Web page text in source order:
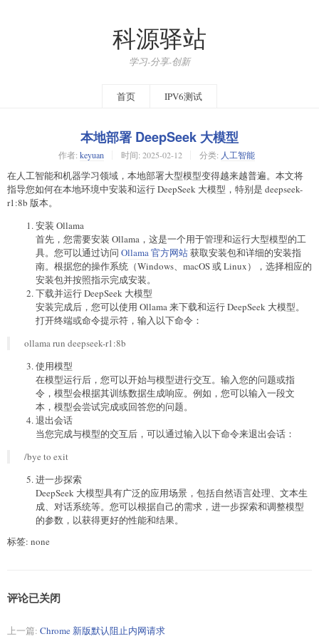
科源驿站
学习-分享-创新
首页 IPV6测试
本地部署 DeepSeek 大模型
作者: keyuan 时间: 2025-02-12 分类: 人工智能
在人工智能和机器学习领域，本地部署大型模型变得越来越普遍。本文将
指导您如何在本地环境中安装和运行 DeepSeek 大模型，特别是 deepseek-
r1:8b 版本。
安装 Ollama
首先，您需要安装 Ollama，这是一个用于管理和运行大型模型的工
具。您可以通过访问 Ollama 官方网站获取安装包和详细的安装指
南。根据您的操作系统（Windows、macOS 或 Linux），选择相应的
安装包并按照指示完成安装。
下载并运行 DeepSeek 大模型
安装完成后，您可以使用 Ollama 来下载和运行 DeepSeek 大模型。
打开终端或命令提示符，输入以下命令：
ollama run deepseek-r1:8b
使用模型
在模型运行后，您可以开始与模型进行交互。输入您的问题或指
令，模型会根据其训练数据生成响应。例如，您可以输入一段文
本，模型会尝试完成或回答您的问题。
退出会话
当您完成与模型的交互后，可以通过输入以下命令来退出会话：
/bye to exit
进一步探索
DeepSeek 大模型具有广泛的应用场景，包括自然语言处理、文本生
成、对话系统等。您可以根据自己的需求，进一步探索和调整模型
的参数，以获得更好的性能和结果。
标签: none
评论已关闭
上一篇: Chrome 新版默认阻止内网请求